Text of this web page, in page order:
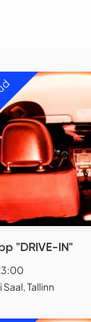
"DRIVE-IN"
Tallinn